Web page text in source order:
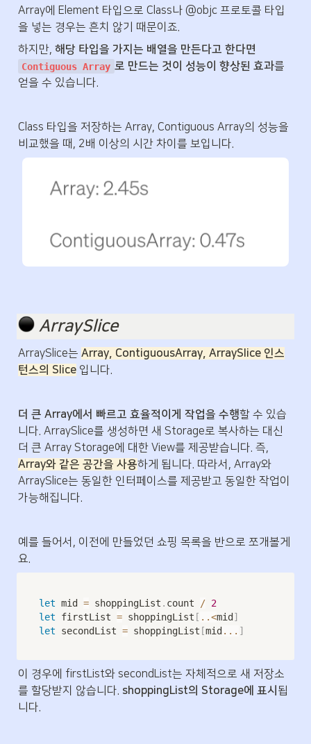
Array에 Element 타입으로 Class나 @objc 프로토콜 타입
을 넣는 경우는 흔치 않기 때문이죠.
하지만,
Contiguous Array 로 만드는 것이 성능이 향상된 효과를
얻을 수 있습니다.
Class 타입을 저장하는 Array, Contiguous Array의 성능을
비교했을 때, 2배 이상의 시간 차이를 보입니다.
ArraySlice
ArraySlice는 Array, ContiguousArray, ArraySlice 인스
턴스의 Slice 입니다.
더 큰 Array에서 빠르고 효율적이게 작업을 수행할 수 있습
니다. ArraySlice를 생성하면 새 Storage로 복사하는 대신
Array와 같은 공간을 사용하게 됩니다. 따라서, Array와
ArraySlice는 동일한 인터페이스를 제공받고 동일한 작업이
가능해집니다.
예를 들어서, 이전에 만들었던 쇼핑 목록을 반으로 쪼개볼게
요.
let mid = shoppingList . count / 2
let firstList = shoppingList [ ..<mid ]
let secondList = shoppingList [mid ... ]
이 경우에 firstList와 secondList는 자체적으로 새 저장소
를 할당받지 않습니다. shoppingList의 Storage에 표시 됩
니다.